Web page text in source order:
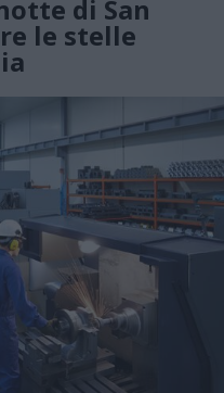
di San
le stelle